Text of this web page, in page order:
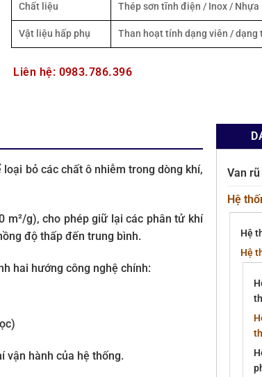
Chất liệu Thép sơn tĩnh điện / Inox / Nhựa
Vật liệu hấp phụ Than hoạt tính dạng viên / dạng
Liên hệ: 0983.786.396
bỏ các chất ô nhiễm trong dòng khí,
m²/g), cho phép giữ lại các phân tử khí
độ thấp đến trung bình.
hai hướng công nghệ chính:
vận hành của hệ thống.
Van
Hệ
Hệ
Hệ